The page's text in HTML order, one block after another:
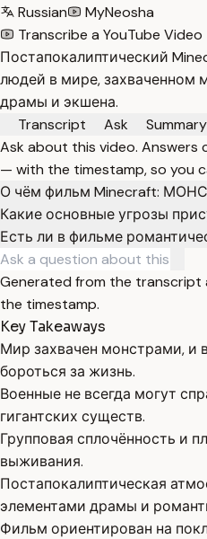
Russian
MyNeosha
Transcribe a YouTube Video
Постапокалиптический
людей в мире, захваченном
драмы и экшена.
Transcript
Ask Summary
Ask about this video.
— with the timestamp, so you
О чём фильм Minecraft:
Какие основные угрозы
Есть ли в фильме
Generated from the
the timestamp.
Key Takeaways
Мир захвачен монстрами,
бороться за жизнь.
Военные не всегда могут
гигантских существ.
Групповая сплочённость и
выживания.
Постапокалиптическая
элементами драмы и
Фильм ориентирован на